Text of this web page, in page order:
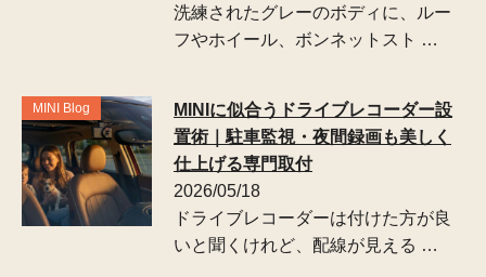
洗練されたグレーのボディに、ルー
フやホイール、ボンネットスト …
MINI Blog
MINIに似合うドライブレコーダー設
置術｜駐車監視・夜間録画も美しく
仕上げる専門取付
2026/05/18
ドライブレコーダーは付けた方が良
いと聞くけれど、配線が見える …